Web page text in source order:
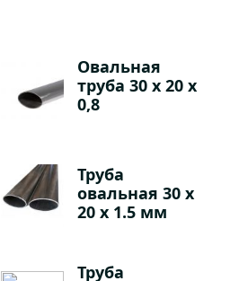
Овальная
труба 30 х 20 х
0,8
Труба
овальная 30 х
20 х 1.5 мм
Труба